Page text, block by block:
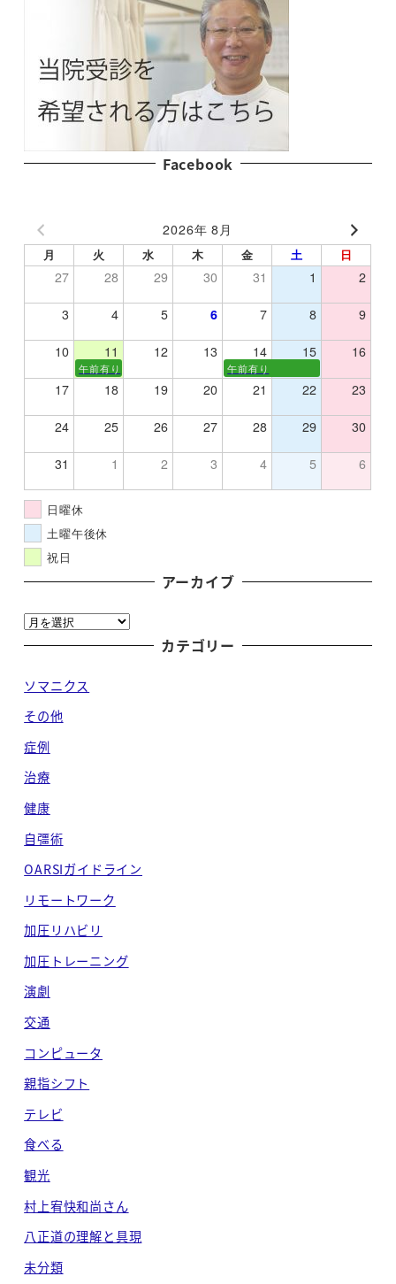
Facebook
2026年 8月
月 火 水 木 金 土 日
27 28 29 30 31 1 2
3 4 5 6 7 8 9
10 11 12 13 14 15 16
午前有り 午前有り
17 18 19 20 21 22 23
24 25 26 27 28 29 30
31 1 2 3 4 5 6
日曜休
土曜午後休
祝日
アーカイブ
ア
ー
イ
ブ
カテゴリー
ソマニクス
その他
症例
治療
健康
自彊術
OARSIガイドライン
リモートワーク
加圧リハビリ
加圧トレーニング
演劇
交通
コンピュータ
親指シフト
テレビ
食べる
観光
村上宥快和尚さん
八正道の理解と具現
未分類